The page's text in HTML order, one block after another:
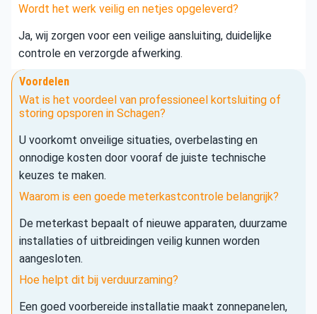
Wordt het werk veilig en netjes opgeleverd?
Ja, wij zorgen voor een veilige aansluiting, duidelijke
controle en verzorgde afwerking.
Voordelen
Wat is het voordeel van professioneel kortsluiting of
storing opsporen in Schagen?
U voorkomt onveilige situaties, overbelasting en
onnodige kosten door vooraf de juiste technische
keuzes te maken.
Waarom is een goede meterkastcontrole belangrijk?
De meterkast bepaalt of nieuwe apparaten, duurzame
installaties of uitbreidingen veilig kunnen worden
aangesloten.
Hoe helpt dit bij verduurzaming?
Een goed voorbereide installatie maakt zonnepanelen,